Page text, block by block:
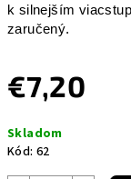
k silnejším
zaručený.
€7,20
cena:
Skladom
Kód: 62